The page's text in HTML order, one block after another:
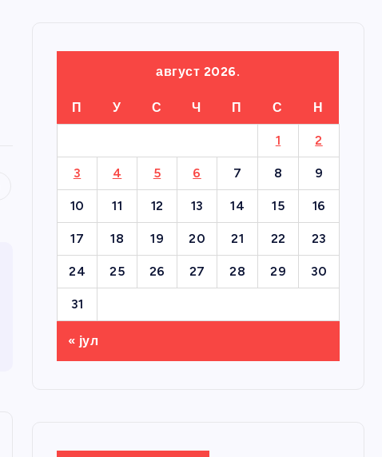
август 2026.
П У С Ч П С Н
1 2
3 4 5 6 7 8 9
10 11 12 13 14 15 16
17 18 19 20 21 22 23
24 25 26 27 28 29 30
31
« јул